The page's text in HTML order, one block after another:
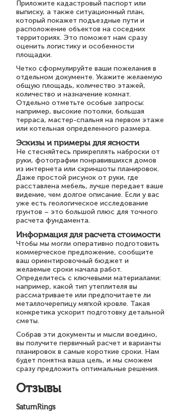
Приложите кадастровый паспорт или
выписку, а также ситуационный план,
который покажет подъездные пути и
расположение объектов на соседних
территориях. Это поможет нам сразу
оценить логистику и особенности
площадки.
Четко сформулируйте ваши пожелания в
отдельном документе. Укажите желаемую
общую площадь, количество этажей,
количество и назначение комнат.
Отдельно отметьте особые запросы:
например, высокие потолки, большая
терраса, мастер-спальня на первом этаже
или котельная определенного размера.
Эскизы и примеры для ясности
Не стесняйтесь прикреплять наброски от
руки, фотографии понравившихся домов
из интернета или скриншоты планировок.
Даже простой рисунок от руки, где
расставлена мебель, лучше передает ваше
видение, чем долгое описание. Если у вас
уже есть геологическое исследование
грунтов – это большой плюс для точного
расчета фундамента.
Информация для расчета стоимости
Чтобы мы могли оперативно подготовить
коммерческое предложение, сообщите
ваш ориентировочный бюджет и
желаемые сроки начала работ.
Определитесь с ключевыми материалами:
например, какой тип утеплителя вы
рассматриваете или предпочитаете ли
металлочерепицу мягкой кровле. Такая
конкретика ускорит подготовку детальной
сметы.
Собрав эти документы и мысли воедино,
вы получите первичный расчет и варианты
планировок в самые короткие сроки. Нам
будет понятна ваша цель, и мы сможем
сразу предложить оптимальные решения.
Отзывы
SaturnRings